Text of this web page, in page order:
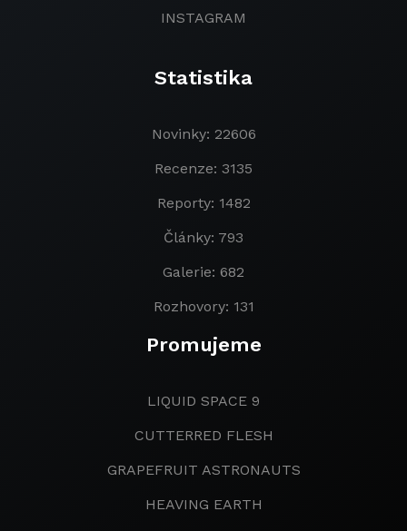
INSTAGRAM
Statistika
Novinky: 22606
Recenze: 3135
Reporty: 1482
Články: 793
Galerie: 682
Rozhovory: 131
Promujeme
LIQUID SPACE 9
CUTTERRED FLESH
GRAPEFRUIT ASTRONAUTS
HEAVING EARTH